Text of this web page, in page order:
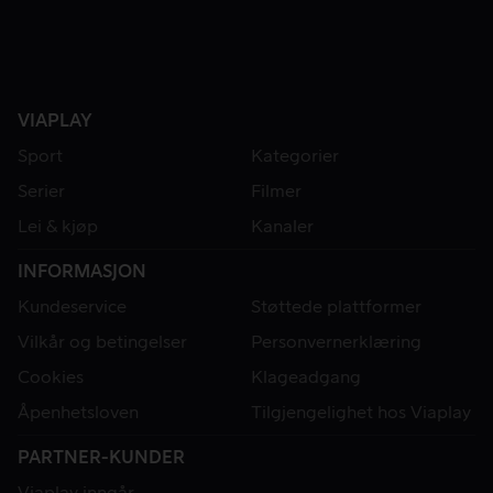
VIAPLAY
Sport
Kategorier
Serier
Filmer
Lei & kjøp
Kanaler
INFORMASJON
Kundeservice
Støttede plattformer
Vilkår og betingelser
Personvernerklæring
Cookies
Klageadgang
Åpenhetsloven
Tilgjengelighet hos Viaplay
PARTNER-KUNDER